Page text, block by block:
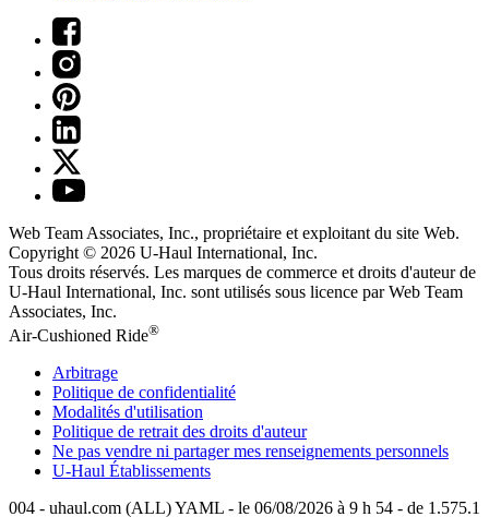
Web Team Associates, Inc., propriétaire et exploitant du site Web.
Copyright © 2026 U-Haul International, Inc.
Tous droits réservés. Les marques de commerce et droits d'auteur de
U-Haul International, Inc. sont utilisés sous licence par Web Team
Associates, Inc.
Air-Cushioned Ride®
Arbitrage
Politique de confidentialité
Modalités d'utilisation
Politique de retrait des droits d'auteur
Ne pas vendre ni partager mes renseignements personnels
U-Haul Établissements
004 - uhaul.com (ALL) YAML - le 06/08/2026 à 9 h 54 - de 1.575.1